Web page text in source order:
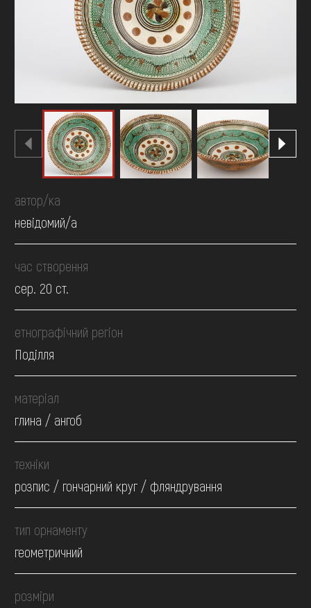
ОНЛАЙН-КРАМНИЦЯ
ПІДТРИМАТИ
автор/ка
невідомий/а
час створення
сер. 20 ст.
етнографічний регіон
Поділля
матеріал
глина / ангоб
техніки
розпис / гончарний круг / фляндрування
тип орнаменту
геометричний
розміри